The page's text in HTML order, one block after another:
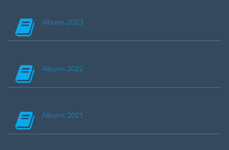
Albums 2023
Albums 2022
Albums 2021